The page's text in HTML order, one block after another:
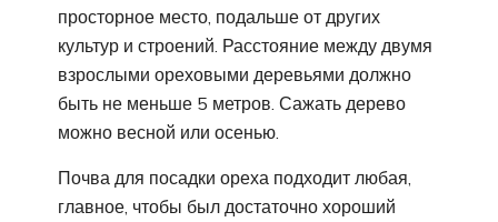
просторное место, подальше от других
культур и строений. Расстояние между двумя
взрослыми ореховыми деревьями должно
быть не меньше 5 метров. Сажать дерево
можно весной или осенью.
Почва для посадки ореха подходит любая,
главное, чтобы был достаточно хороший